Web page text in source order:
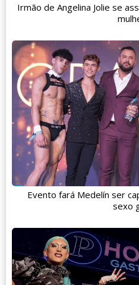
Irmão de Angelina Jolie se
Evento fará Medelín ser
sexo